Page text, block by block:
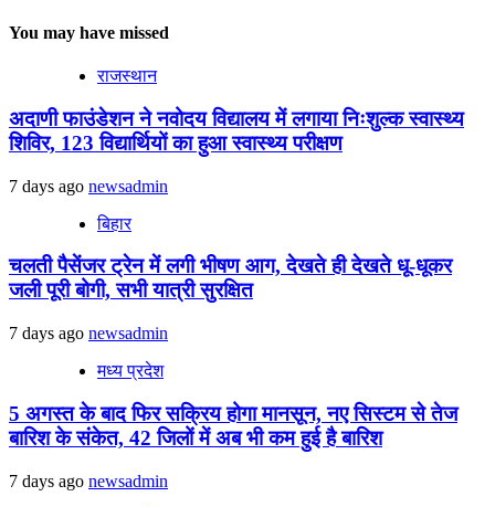
You may have missed
राजस्थान
अदाणी फाउंडेशन ने नवोदय विद्यालय में लगाया निःशुल्क स्वास्थ्य
शिविर, 123 विद्यार्थियों का हुआ स्वास्थ्य परीक्षण
7 days ago newsadmin
बिहार
चलती पैसेंजर ट्रेन में लगी भीषण आग, देखते ही देखते धू-धूकर
जली पूरी बोगी, सभी यात्री सुरक्षित
7 days ago newsadmin
मध्य प्रदेश
5 अगस्त के बाद फिर सक्रिय होगा मानसून, नए सिस्टम से तेज
बारिश के संकेत, 42 जिलों में अब भी कम हुई है बारिश
7 days ago newsadmin